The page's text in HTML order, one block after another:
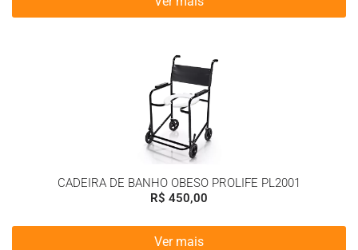
CADEIRA DE BANHO OBESO PROLIFE PL2001
R$ 450,00
Ver mais